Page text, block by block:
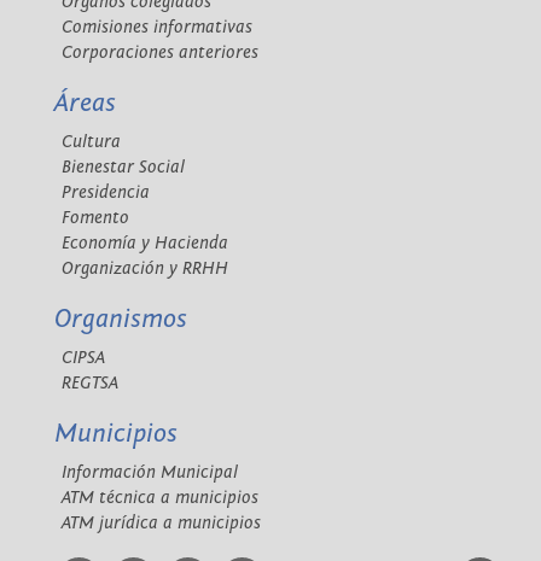
Comisiones informativas
Corporaciones anteriores
Áreas
Cultura
Bienestar Social
Presidencia
Fomento
Economía y Hacienda
Organización y RRHH
Organismos
CIPSA
REGTSA
Municipios
Información Municipal
ATM técnica a municipios
ATM jurídica a municipios